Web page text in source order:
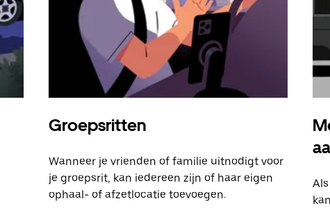
Groepsritten
Wanneer je vrienden of familie uitnodigt voor
je groepsrit, kan iedereen zijn of haar eigen
ophaal- of afzetlocatie toevoegen.